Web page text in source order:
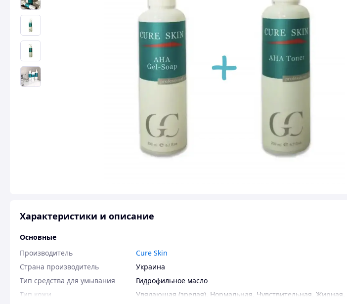
Характеристики и описание
Основные
Производитель
Cure Skin
Страна производитель
Украина
Тип средства для умывания
Гидрофильное масло
Тип кожи
Увядающая (зрелая) Нормальная Чувствительная Жирная